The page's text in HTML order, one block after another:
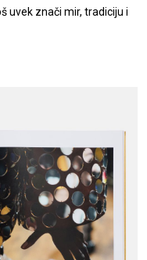
uvek znači mir, tradiciju i